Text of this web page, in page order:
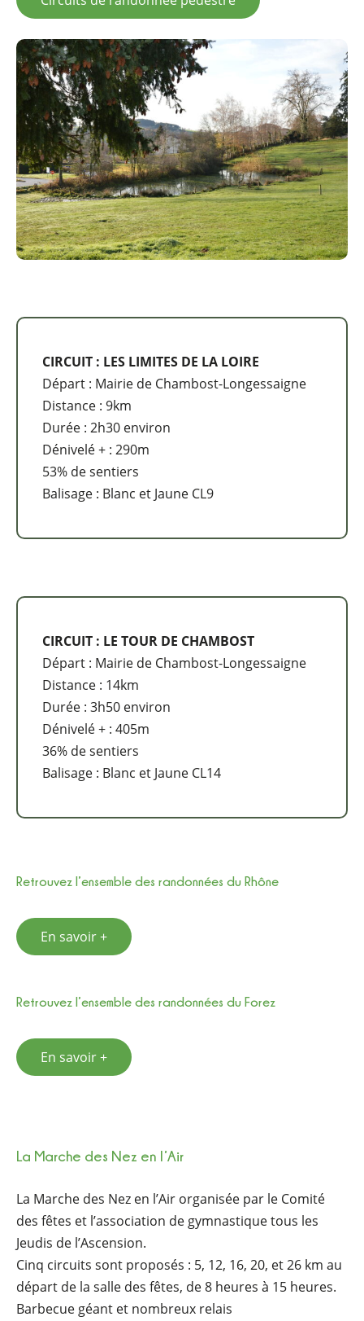
CIRCUIT : LES LIMITES DE LA LOIRE
Départ : Mairie de Chambost-Longessaigne
Distance : 9km
Durée : 2h30 environ
Dénivelé + : 290m
53% de sentiers
Balisage : Blanc et Jaune CL9
CIRCUIT : LE TOUR DE CHAMBOST
Départ : Mairie de Chambost-Longessaigne
Distance : 14km
Durée : 3h50 environ
Dénivelé + : 405m
36% de sentiers
Balisage : Blanc et Jaune CL14
Retrouvez l’ensemble des randonnées du Rhône
En savoir +
Retrouvez l’ensemble des randonnées du Forez
En savoir +
La Marche des Nez en l’Air
La Marche des Nez en l’Air organisée par le Comité
des fêtes et l’association de gymnastique tous les
Jeudis de l’Ascension.
Cinq circuits sont proposés : 5, 12, 16, 20, et 26 km au
départ de la salle des fêtes, de 8 heures à 15 heures.
Barbecue géant et nombreux relais